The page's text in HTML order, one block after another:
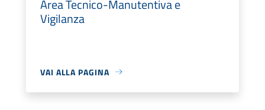
Area Tecnico-Manutentiva e
Vigilanza
VAI ALLA PAGINA